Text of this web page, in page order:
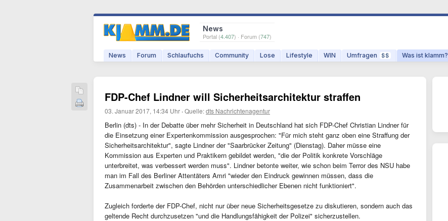
News
Portal (4.407) · Forum (747)
News Forum Schlaufuchs Community Lose Lifestyle WIN Umfragen $$ Was ist klamm?
FDP-Chef Lindner will Sicherheitsarchitektur straffen
03. Januar 2017, 14:34 Uhr ·Quelle:dts Nachrichtenagentur
Berlin (dts) - In der Debatte über mehr Sicherheit in Deutschland hat sich FDP-Chef Christian Lindner für
die Einsetzung einer Expertenkommission ausgesprochen: "Für mich steht ganz oben eine Straffung der
Sicherheitsarchitektur", sagte Lindner der "Saarbrücker Zeitung" (Dienstag). Daher müsse eine
Kommission aus Experten und Praktikern gebildet werden, "die der Politik konkrete Vorschläge
unterbreitet, was verbessert werden muss". Lindner betonte weiter, wie schon beim Terror des NSU habe
man im Fall des Berliner Attentäters Amri "wieder den Eindruck gewinnen müssen, dass die
Zusammenarbeit zwischen den Behörden unterschiedlicher Ebenen nicht funktioniert".
Zugleich forderte der FDP-Chef, nicht nur über neue Sicherheitsgesetze zu diskutieren, sondern auch das
geltende Recht durchzusetzen "und die Handlungsfähigkeit der Polizei" sicherzustellen.